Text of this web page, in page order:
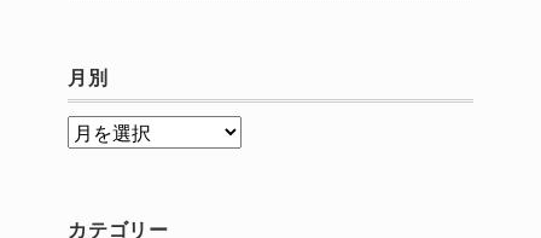
月別
月
カテゴリー